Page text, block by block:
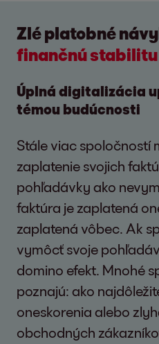
Zlé platobné
finančnú stabilitu
Úplná digitalizácia
témou budúcnosti
Stále viac spoločností
zaplatenie svojich
pohľadávky ako
faktúra je zaplatená
zaplatená vôbec. Ak
vymôcť svoje
domino efekt. Mnohé
poznajú: ako
oneskorenia alebo
obchodných